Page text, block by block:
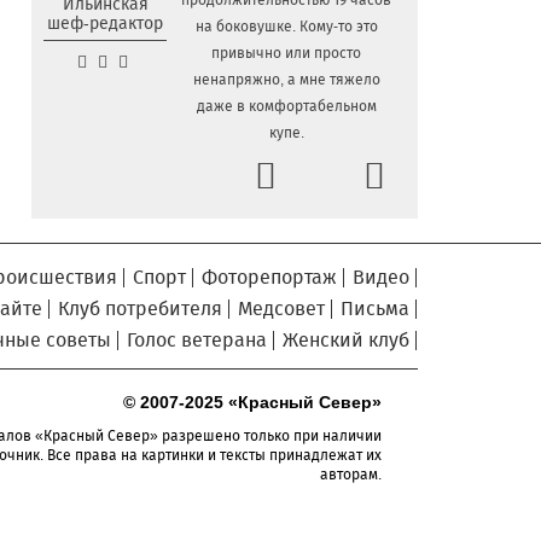
6.08.2026 16:20 Сельские труженики
Тотемского округа получат жилье с
правом выкупа за один процент
Детская футбольная секция
6.08.2026 14:31
Робот Макс на Госуслугах
поможет вологжанам оформить выплату
на первоклассника
подтвердила курс на полное
обеспечение лесовосстановления
семенным материалом
Ильинская
шеф-редактор
на боковушке. Кому-то это
привычно или просто
ненапряжно, а мне тяжело
даже в комфортабельном
купе.
Спорт Фоторепортаж
Видео
Клуб потребителя Медсовет
Письма
советы
Голос ветерана Женский клуб
© 2007-2025 «Красный Север»
«Красный Север» разрешено только при наличии
Все права на картинки и тексты принадлежат их
авторам.